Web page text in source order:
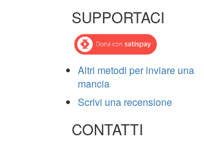
SUPPORTACI
Altri metodi per inviare una
mancia
Scrivi una recensione
CONTATTI